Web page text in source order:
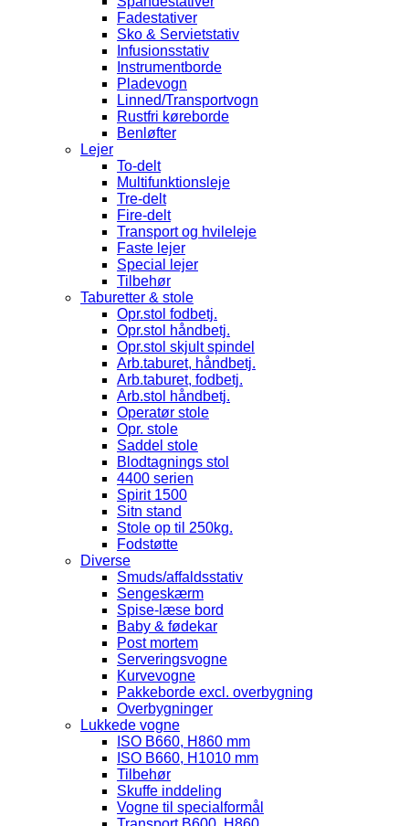
Fadestativer
Sko & Servietstativ
Infusionsstativ
Instrumentborde
Pladevogn
Linned/Transportvogn
Rustfri køreborde
Benløfter
Lejer
To-delt
Multifunktionsleje
Tre-delt
Fire-delt
Transport og hvileleje
Faste lejer
Special lejer
Tilbehør
Taburetter & stole
Opr.stol fodbetj.
Opr.stol håndbetj.
Opr.stol skjult spindel
Arb.taburet, håndbetj.
Arb.taburet, fodbetj.
Arb.stol håndbetj.
Operatør stole
Opr. stole
Saddel stole
Blodtagnings stol
4400 serien
Spirit 1500
Sitn stand
Stole op til 250kg.
Fodstøtte
Diverse
Smuds/affaldsstativ
Sengeskærm
Spise-læse bord
Baby & fødekar
Post mortem
Serveringsvogne
Kurvevogne
Pakkeborde excl. overbygning
Overbygninger
Lukkede vogne
ISO B660, H860 mm
ISO B660, H1010 mm
Tilbehør
Skuffe inddeling
Vogne til specialformål